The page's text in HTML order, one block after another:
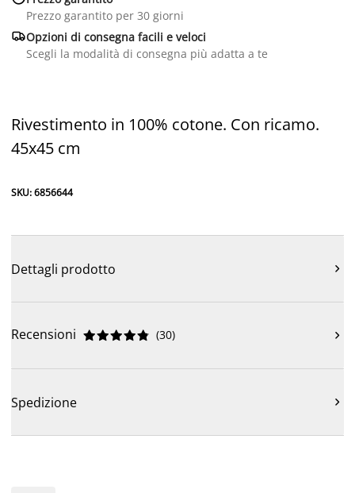
Prezzo garantito per 30 giorni
Opzioni di consegna facili e veloci
Scegli la modalità di consegna più adatta a te
Rivestimento in 100% cotone. Con ricamo.
45x45 cm
SKU: 6856644
Dettagli prodotto 
Recensioni 




 (30) 
Spedizione 